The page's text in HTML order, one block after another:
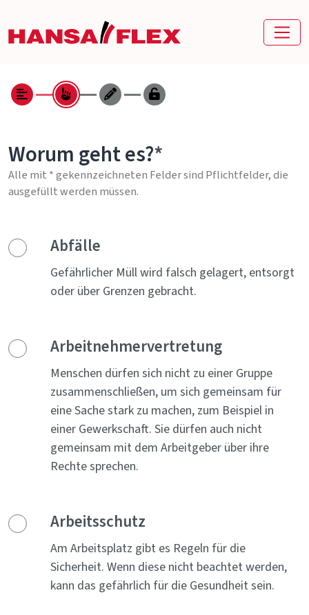
Worum geht es?
Alle mit * gekennzeichneten Felder sind Pflichtfelder, die
ausgefüllt werden müssen.
Abfälle
Gefährlicher Müll wird falsch gelagert, entsorgt
oder über Grenzen gebracht.
Arbeitnehmervertretung
Menschen dürfen sich nicht zu einer Gruppe
zusammenschließen, um sich gemeinsam für
eine Sache stark zu machen, zum Beispiel in
einer Gewerkschaft. Sie dürfen auch nicht
gemeinsam mit dem Arbeitgeber über ihre
Rechte sprechen.
Arbeitsschutz
Am Arbeitsplatz gibt es Regeln für die
Sicherheit. Wenn diese nicht beachtet werden,
kann das gefährlich für die Gesundheit sein.